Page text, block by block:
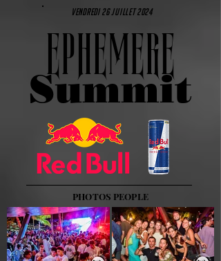
vendredi 26 juillet 2024
EPHEMERE
Summit
PHOTOS PEOPLE